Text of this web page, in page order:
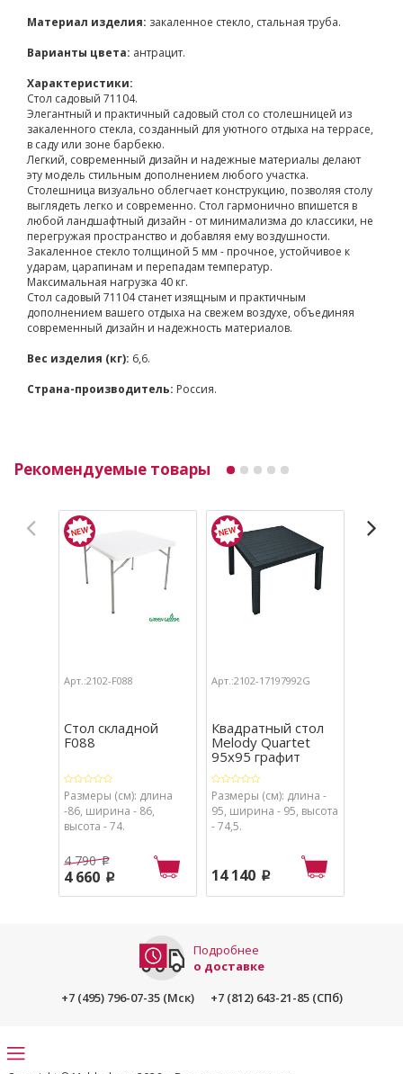
Материал изделия: закаленное стекло, стальная труба.
Варианты цвета: антрацит.
Характеристики:
Стол садовый 71104.
Элегантный и практичный садовый стол со столешницей из
закаленного стекла, созданный для уютного отдыха на террасе,
в саду или зоне барбекю.
Легкий, современный дизайн и надежные материалы делают
эту модель стильным дополнением любого участка.
Столешница визуально облегчает конструкцию, позволяя столу
выглядеть легко и современно. Стол гармонично впишется в
любой ландшафтный дизайн - от минимализма до классики, не
перегружая пространство и добавляя ему воздушности.
Закаленное стекло толщиной 5 мм - прочное, устойчивое к
ударам, царапинам и перепадам температур.
Максимальная нагрузка 40 кг.
Стол садовый 71104 станет изящным и практичным
дополнением вашего отдыха на свежем воздухе, объединяя
современный дизайн и надежность материалов.
Вес изделия (кг): 6,6.
Страна-производитель: Россия.
Рекомендуемые товары
Арт.:2102-F088
Стол складной
F088
Размеры (см): длина
-86, ширина - 86,
высота - 74.
4 790 p
4 660 p
Арт.:2102-17197992G
Квадратный стол
Melody Quartet
95х95 графит
Размеры (см): длина -
95, ширина - 95, высота
- 74,5.
14 140 p
Подробнее
о доставке
+7 (495) 796-07-35 (Мск)
+7 (812) 643-21-85 (СПб)